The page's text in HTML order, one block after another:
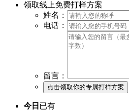
领取线上免费打样方案
姓名：
电话：
留言：
今日 已有